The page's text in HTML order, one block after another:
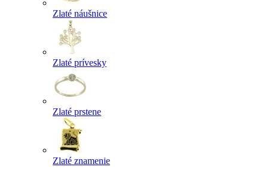
Zlaté náušnice
Zlaté prívesky
Zlaté prstene
Zlaté znamenie